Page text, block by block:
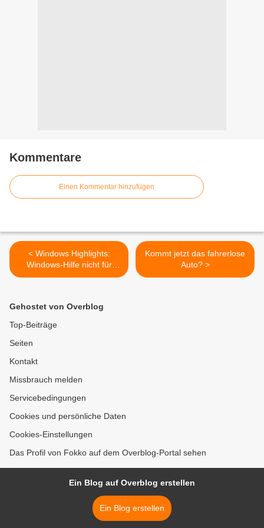
Kommentare
Einen Kommentar hinzufügen
< Windows Highlights:
Windows-Hilfe nicht für
Windows
Kommt jetzt das fahrerlose
Auto? >
Gehostet von Overblog
Top-Beiträge
Seiten
Kontakt
Missbrauch melden
Servicebedingungen
Cookies und persönliche Daten
Cookies-Einstellungen
Das Profil von Fokko auf dem Overblog-Portal sehen
Ein Blog auf Overblog erstellen
Ein Blog erstellen